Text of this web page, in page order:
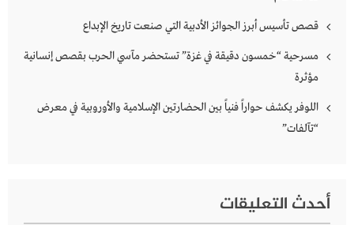
قصص تأسيس أبرز الجوائز الأدبية التي صنعت تاريخ الإبداع
مسرحية “خمسون دقيقة في غزة” تستحضر مآسي الحرب بقصص إنسانية
مؤثرة
اللوفر يكشف حواراً فنياً بين الحضارتين الإسلامية والأوروبية في معرض
“تآلفات”
أحدث التعليقات